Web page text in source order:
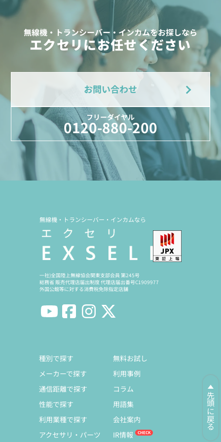
無線機・トランシーバー・インカムをお探しなら
エクセリにお任せください
お問い合わせ
フリーダイヤル
0120-880-200
先頭に戻る
無線機・トランシーバー・インカムなら
一社)全国陸上無線協会関東支部会員 第245号
総務省 販売代理店届出制度 代理店届出番号C1909977
外国公館等に対する消費税免除指定店舗
種別で探す
メーカーで探す
通信距離で探す
性能で探す
利用業種で探す
アクセサリ・パーツ
無料お試し
利用事例
コラム
用語集
会社案内
IR情報